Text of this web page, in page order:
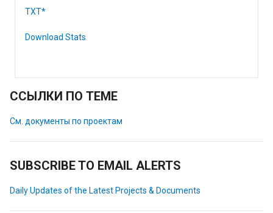
TXT*
Download Stats
ССЫЛКИ ПО ТЕМЕ
См. документы по проектам
SUBSCRIBE TO EMAIL ALERTS
Daily Updates of the Latest Projects & Documents